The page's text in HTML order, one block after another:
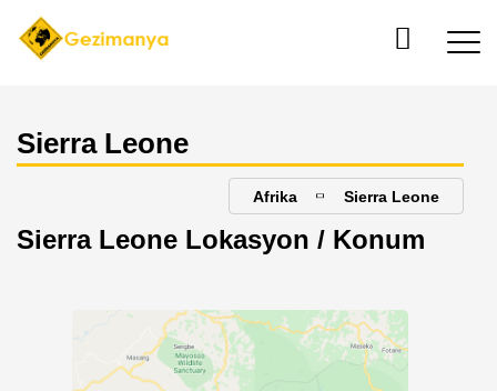
Sierra Leone
Afrika Sierra Leone
Sierra Leone Lokasyon / Konum